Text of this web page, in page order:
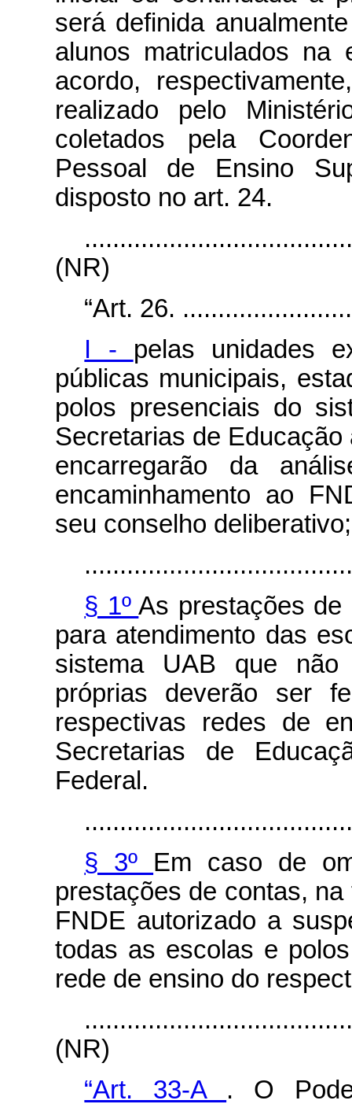
será definida
alunos matriculados
acordo,
realizado pelo
coletados pela
Pessoal de Ensino
disposto no art. 24.
(NR)
“Art. 26.
I - pelas unidades
públicas municipais,
polos presenciais do
Secretarias de
encarregarão da
encaminhamento ao
seu conselho deliberativo;
§ 1ºAs prestações
para atendimento das
sistema UAB que não
próprias deverão ser
respectivas redes de
Secretarias de
Federal.
§ 3º Em caso de
prestações de contas,
FNDE autorizado a
todas as escolas e
rede de ensino do
(NR)
“Art. 33-A . O